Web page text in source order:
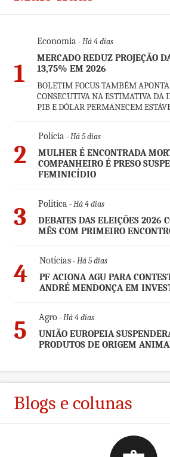
1
Economia - Há 4 dias
MERCADO REDUZ PROJEÇÃO
13,75% EM 2026
BOLETIM FOCUS TAMBÉM
CONSECUTIVA NA ESTIMATIVA DA
PIB E DÓLAR PERMANECEM
2
Polícia - Há 5 dias
MULHER É ENCONTRADA
COMPANHEIRO É PRESO
FEMINICÍDIO
3 Política - Há 4 dias
DEBATES DAS ELEIÇÕES 2026
MÊS COM PRIMEIRO
4 Notícias- Há 5 dias
PF ACIONA AGU PARA
ANDRÉ MENDONÇA EM
5 Agro- Há 4 dias
UNIÃO EUROPEIA
PRODUTOS DE ORIGEM
Blogs e colunas